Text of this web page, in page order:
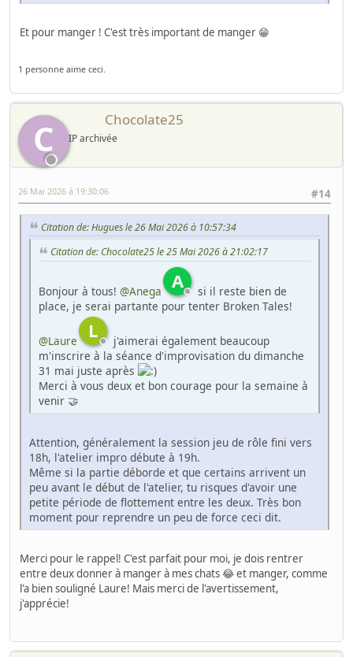
Et pour manger ! C'est très important de manger 😁
1 personne aime ceci.
Chocolate25
C IP archivée
#14
26 Mai 2026 à 19:30:06
Citation de: Hugues le 26 Mai 2026 à 10:57:34
Citation de: Chocolate25 le 25 Mai 2026 à 21:02:17
Bonjour à tous! @Anega A
si il reste bien de
place, je serai partante pour tenter Broken Tales!
@Laure L
j'aimerai également beaucoup
m'inscrire à la séance d'improvisation du dimanche
31 mai juste après
Merci à vous deux et bon courage pour la semaine à
venir 🤝
Attention, généralement la session jeu de rôle fini vers
18h, l'atelier impro débute à 19h.
Même si la partie déborde et que certains arrivent un
peu avant le début de l'atelier, tu risques d'avoir une
petite période de flottement entre les deux. Très bon
moment pour reprendre un peu de force ceci dit.
Merci pour le rappel! C'est parfait pour moi, je dois rentrer
entre deux donner à manger à mes chats 😂 et manger, comme
l'a bien souligné Laure! Mais merci de l'avertissement,
j'apprécie!